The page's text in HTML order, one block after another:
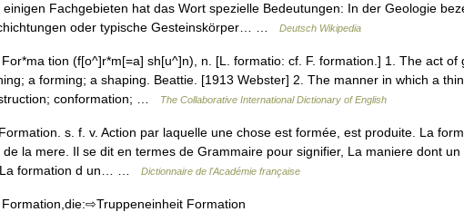
Fachgebieten hat das Wort spezielle Bedeutungen: In der Geologie
oder typische Gesteinskörper… …
Deutsch Wikipedia
tion (f[o^]r*m[=a] sh[u^]n), n. [L. formatio: cf. F. formation.] 1. The act of
a forming; a shaping. Beattie. [1913 Webster] 2. The manner in which a
conformation; …
The Collaborative International Dictionary of English
s. f. v. Action par laquelle une chose est formée, est produite. La
la mere. Il se dit en termes de Grammaire pour signifier, La maniere dont
La formation d un… …
Dictionnaire de l'Académie française
Formation